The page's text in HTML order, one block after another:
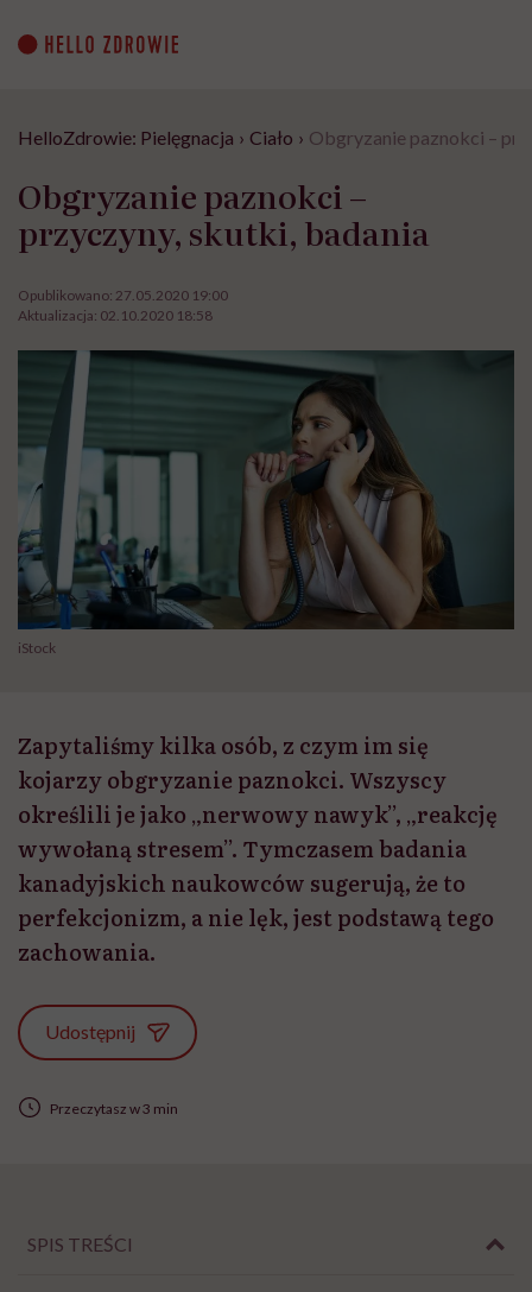
content
HelloZdrowie: Pielęgnacja › Ciało › Obgryzanie paznokci –
Obgryzanie paznokci –
przyczyny, skutki, badania
Opublikowano: 27.05.2020 19:00
Aktualizacja: 02.10.2020 18:58
iStock
Zapytaliśmy kilka osób, z czym im się
kojarzy obgryzanie paznokci. Wszyscy
określili je jako „nerwowy nawyk”, „reakcję
wywołaną stresem”. Tymczasem badania
kanadyjskich naukowców sugerują, że to
perfekcjonizm, a nie lęk, jest podstawą tego
zachowania.
Udostępnij
Przeczytasz w 3 min
SPIS TREŚCI